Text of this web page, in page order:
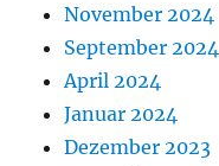
November 2024
September 2024
April 2024
Januar 2024
Dezember 2023